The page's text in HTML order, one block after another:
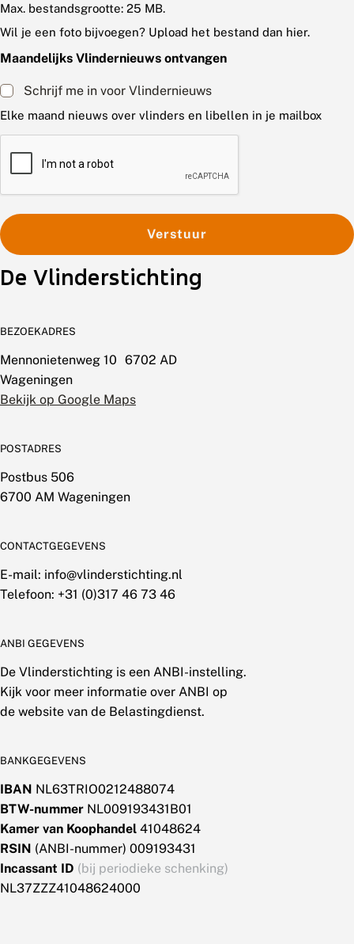
Max. bestandsgrootte: 25 MB.
Wil je een foto bijvoegen? Upload het bestand dan hier.
Maandelijks Vlindernieuws ontvangen
Schrijf me in voor Vlindernieuws
Elke maand nieuws over vlinders en libellen in je mailbox
C
C
A
Verstuur
De Vlinderstichting
BEZOEKADRES
Mennonietenweg 10 6702 AD
Wageningen
Bekijk op Google Maps
POSTADRES
Postbus 506
6700 AM Wageningen
CONTACTGEGEVENS
E-mail: info@vlinderstichting.nl
Telefoon: +31 (0)317 46 73 46
ANBI GEGEVENS
De Vlinderstichting is een ANBI-instelling.
Kijk voor meer informatie over ANBI op
de website van de Belastingdienst.
BANKGEGEVENS
IBAN NL63TRIO0212488074
BTW-nummer NL009193431B01
Kamer van Koophandel 41048624
RSIN (ANBI-nummer) 009193431
Incassant ID (bij periodieke schenking)
NL37ZZZ41048624000